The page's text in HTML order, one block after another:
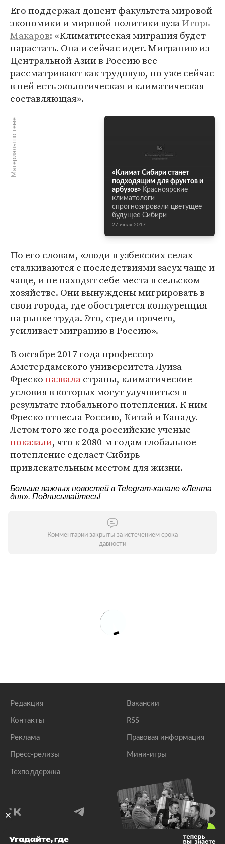
Его поддержал доцент факультета мировой
экономики и мировой политики вузаИгорь
Макаров: «Климатическая миграция будет
нарастать. Она и сейчас идет. Миграцию из
Центральной Азии в Россию все
рассматривают как трудовую, но уже сейчас
в ней есть экологическая и климатическая
составляющая».
Материалы по теме
«Климат Сибири станет
подходящим для фруктов и
арбузов» Красноярские
климатологи
спрогнозировали цветущее
будущее Сибири
27 июля 2017
По его словам, «люди в узбекских селах
сталкиваются с последствиями засух чаще и
чаще, и не находят себе места в сельском
хозяйстве. Они вынуждены мигрировать в
свои города, где обостряется конкуренция
на рынке труда. Это, среди прочего,
усиливает миграцию в Россию».
В октябре 2017 года профессор
Амстердамского университета Луиза
Фресконазваластраны, климатические
условия в которых могут улучшиться в
результате глобального потепления. К ним
Фреско отнесла Россию, Китай и Канаду.
Летом того же года российские ученые
показали, что к 2080-м годам глобальное
потепление сделает Сибирь
привлекательным местом для жизни.
Больше важных новостей в Telegram-канале «Лента
дня». Подписывайтесь!
Комментарии закрыты за истечением срока
давности
Редакция
Контакты
Реклама
Пресс-релизы
Техподдержка
Вакансии
RSS
Правовая информация
Мини-игры
Угадайте, где